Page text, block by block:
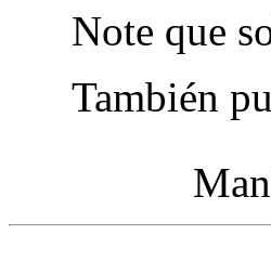
Note que
También